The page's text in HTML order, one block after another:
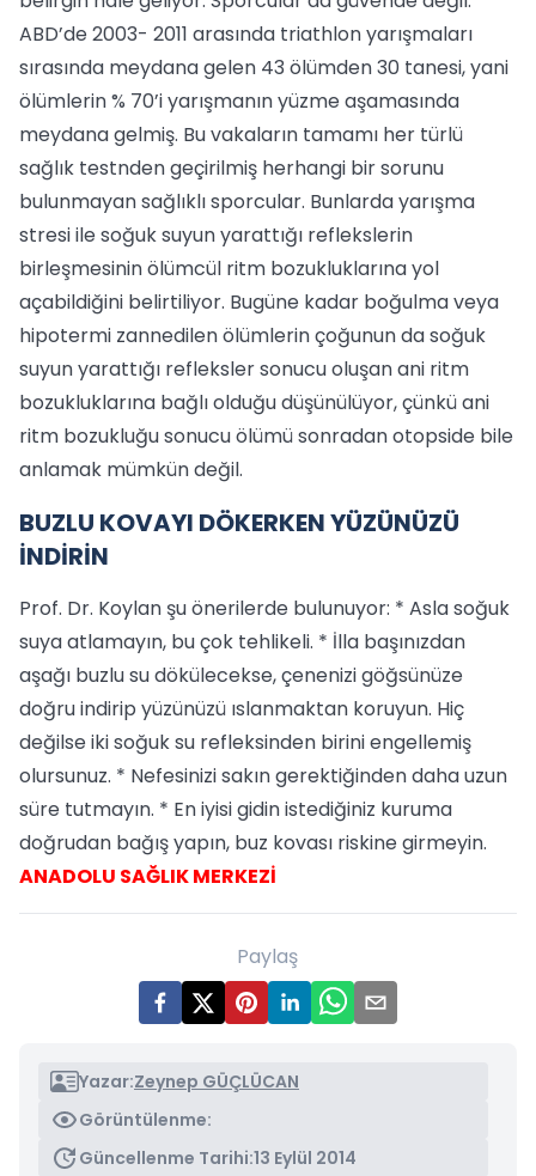
ABD’de 2003- 2011 arasında triathlon yarışmaları
sırasında meydana gelen 43 ölümden 30 tanesi, yani
ölümlerin % 70’i yarışmanın yüzme aşamasında
meydana gelmiş. Bu vakaların tamamı her türlü
sağlık testnden geçirilmiş herhangi bir sorunu
bulunmayan sağlıklı sporcular. Bunlarda yarışma
stresi ile soğuk suyun yarattığı reflekslerin
birleşmesinin ölümcül ritm bozukluklarına yol
açabildiğini belirtiliyor. Bugüne kadar boğulma veya
hipotermi zannedilen ölümlerin çoğunun da soğuk
suyun yarattığı refleksler sonucu oluşan ani ritm
bozukluklarına bağlı olduğu düşünülüyor, çünkü ani
ritm bozukluğu sonucu ölümü sonradan otopside bile
anlamak mümkün değil.
BUZLU KOVAYI DÖKERKEN YÜZÜNÜZÜ
İNDİRİN
Prof. Dr. Koylan şu önerilerde bulunuyor: * Asla soğuk
suya atlamayın, bu çok tehlikeli. * İlla başınızdan
aşağı buzlu su dökülecekse, çenenizi göğsünüze
doğru indirip yüzünüzü ıslanmaktan koruyun. Hiç
değilse iki soğuk su refleksinden birini engellemiş
olursunuz. * Nefesinizi sakın gerektiğinden daha uzun
süre tutmayın. * En iyisi gidin istediğiniz kuruma
doğrudan bağış yapın, buz kovası riskine girmeyin.
ANADOLU SAĞLIK MERKEZİ
Paylaş
Yazar:Zeynep GÜÇLÜCAN
Görüntülenme:
Güncellenme Tarihi:13 Eylül 2014